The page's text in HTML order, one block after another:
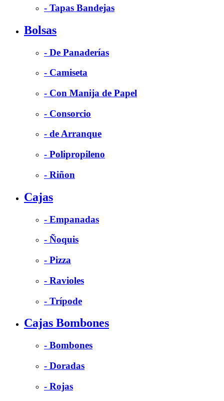
- Tapas Bandejas
Bolsas
- De Panaderías
- Camiseta
- Con Manija de Papel
- Consorcio
- de Arranque
- Polipropileno
- Riñon
Cajas
- Empanadas
- Ñoquis
- Pizza
- Ravioles
- Trípode
Cajas Bombones
- Bombones
- Doradas
- Rojas